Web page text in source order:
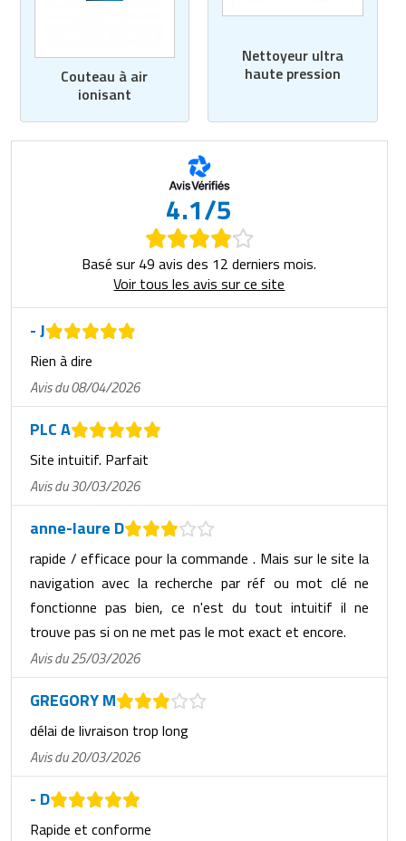
Couteau à air
ionisant
Nettoyeur ultra
haute pression
4.1/5
Basé sur 49 avis des 12 derniers mois.
Voir tous les avis sur ce site
- J
Rien à dire
Avis du 08/04/2026
PLC A
Site intuitif. Parfait
Avis du 30/03/2026
anne-laure D
rapide / efficace pour la commande . Mais sur le site la
navigation avec la recherche par réf ou mot clé ne
fonctionne pas bien, ce n'est du tout intuitif il ne
trouve pas si on ne met pas le mot exact et encore.
Avis du 25/03/2026
GREGORY M
délai de livraison trop long
Avis du 20/03/2026
- D
Rapide et conforme